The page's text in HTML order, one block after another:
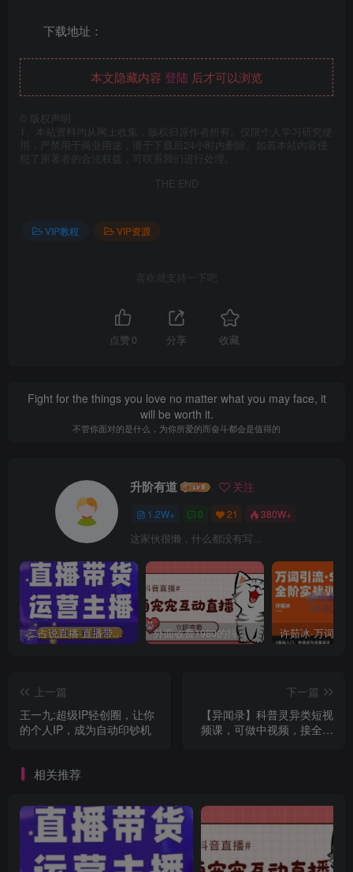
下载地址：
本文隐藏内容 登陆 后才可以浏览
版权声明
1、本站资料均从网上收集，版权归原作者所有。仅限个人学习研究使
用，严禁用于商业用途，请于下载后24小时内删除。如若本站内容侵
犯了原著者的合法权益，可联系我们进行处理。
THE END
VIP教程 VIP资源
喜欢就支持一下吧
点赞 0 分享 收藏
Fight for the things you love no matter what you may face, it
will be worth it.
不管你面对的是什么，为你所爱的而奋斗都会是值得的
升阶有道 关注
1.2W+ 0 21 380W+
这家伙很懒，什么都没有写...
二占说直播·直播带货主播运营课程，主播运营二合一实操课 外面收费1980的抖音萌宠宠直播项目，可虚拟人直播，抖音报白，实时互动直播【软件+详细教程】
上一篇
王一九:超级IP轻创圈，让你
的个人IP，成为自动印钞机
下一篇
【异闻录】科普灵异类短视
频课，可做中视频，接全民
相关推荐